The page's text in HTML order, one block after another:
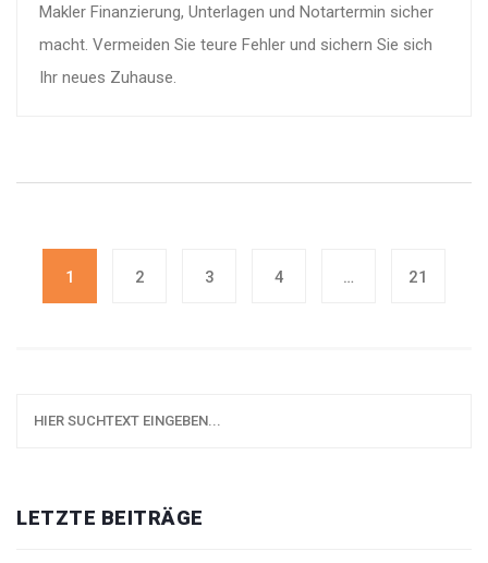
Makler Finanzierung, Unterlagen und Notartermin sicher
macht. Vermeiden Sie teure Fehler und sichern Sie sich
Ihr neues Zuhause.
1 2 3 4 … 21
LETZTE BEITRÄGE